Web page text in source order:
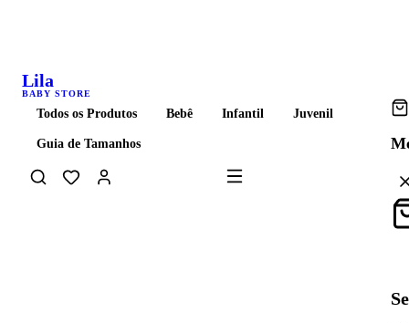
Lila
BABY STORE
Todos os Produtos Bebê Infantil Juvenil
Guia de Tamanhos